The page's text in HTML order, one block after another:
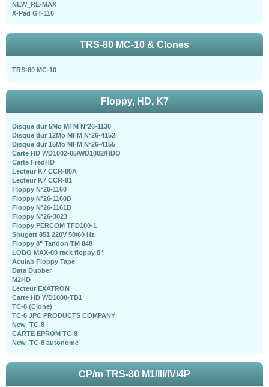
NEW_RE-MAX
X-Pad GT-116
TRS-80 MC-10 & Clones
TRS-80 MC-10
Floppy, HD, K7
Disque dur 5Mo MFM N°26-1130
Disque dur 12Mo MFM N°26-4152
Disque dur 15Mo MFM N°26-4155
Carte HD WD1002-05/WD1002/HDO
Carte FredHD
Lecteur K7 CCR-80A
Lecteur K7 CCR-81
Floppy N°26-1160
Floppy N°26-1160D
Floppy N°26-1161D
Floppy N°26-3023
Floppy PERCOM TFD100-1
Shugart 851 220V 50/60 Hz
Floppy 8" Tandon TM 848
LOBO MAX-80 rack floppy 8"
Aculab Floppy Tape
Data Dubber
M2HD
Lecteur EXATRON
Carte HD WD1000-TB1
TC-8 (Clone)
TC-8 JPC PRODUCTS COMPANY
New_TC-8
CARTE EPROM TC-8
New_TC-8 autonome
CP/m TRS-80 M1/III/IV/4P